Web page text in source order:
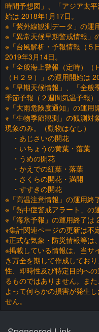
時間予想図」、「アジア太
始は 2018年1月17日。
※「紫外線観測データ」の運
※「異常天候早期警戒情報」
※「台風解析・予報情報（５
2019年3月14日。
※「全般海上警報（定時）（
（Ｈ２９）」の運用開始は
※「早期天候情報」、「全般
季節予報（２週間気温予報
※「大雨危険度通知」の運用
※「生物季節観測」の観測対
現象のみ。（動物はなし）
・あじさいの開花
・いちょうの黄葉・落葉
・うめの開花
・かえでの紅葉・落葉
・さくらの開花・満開
・すすきの開花
※「高温注意情報」の運用終
※「熱中症警戒アラート」の
※「海氷予報」の運用終了は
※集計関連ページの更新は不
※正式な気象・防災情報等は
※掲載している情報は、当サ
き万全を期して作成してお
性、即時性及び特定目的へ
るものではありません。ま
よって何らかの損害が発生
せん。